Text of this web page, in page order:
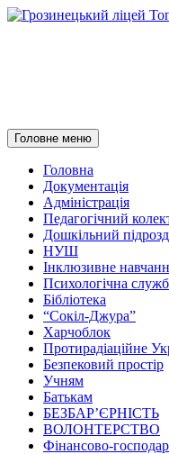
Пошук
Головне меню Перейти
до
Головна
Документація
Адміністрація
Педагогічний
Дошкільний
НУШ
Інклюзивне
Психологічна
Бібліотека
“Сокіл-Джура”
Харчоблок
Протирадіаційне
Безпековий простір
Учням
Батькам
БЕЗБАР’ЄРНІСТЬ
ВОЛОНТЕРСТВО
Фінансово-